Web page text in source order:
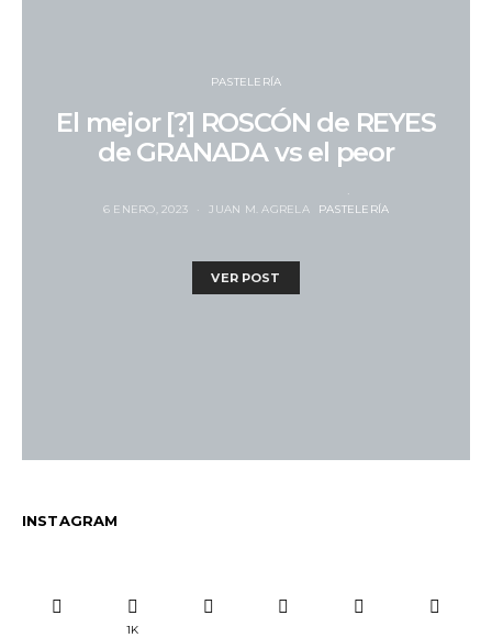
PASTELERÍA
El mejor [?] ROSCÓN de REYES
de GRANADA vs el peor
6 ENERO, 2023 JUAN M. AGRELA PASTELERÍA
VER POST
INSTAGRAM
1K